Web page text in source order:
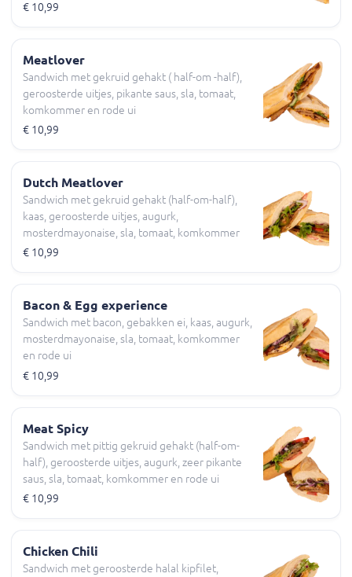
€ 10,99
Meatlover
Sandwich met gekruid gehakt ( half-om -half),
geroosterde uitjes, pikante saus, sla, tomaat,
komkommer en rode ui
€ 10,99
Dutch Meatlover
Sandwich met gekruid gehakt (half-om-half),
kaas, geroosterde uitjes, augurk,
mosterdmayonaise, sla, tomaat, komkommer
en rode ui
€ 10,99
Bacon & Egg experience
Sandwich met bacon, gebakken ei, kaas, augurk,
mosterdmayonaise, sla, tomaat, komkommer
en rode ui
€ 10,99
Meat Spicy
Sandwich met pittig gekruid gehakt (half-om-
half), geroosterde uitjes, augurk, zeer pikante
saus, sla, tomaat, komkommer en rode ui
€ 10,99
Chicken Chili
Sandwich met geroosterde halal kipfilet,